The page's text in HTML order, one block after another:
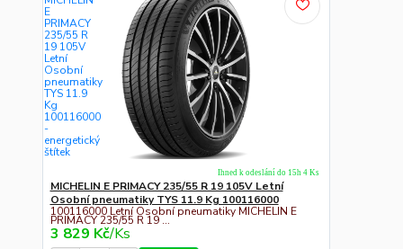
MICHELIN E PRIMACY 235/55 R 19 105V Letní
Osobní pneumatiky TYS 11.9 Kg 100116000
100116000 Letní Osobní pneumatiky MICHELIN E
PRIMACY 235/55 R 19 ...
3 829 Kč/Ks
Ihned k odeslání do 15h 4 Ks